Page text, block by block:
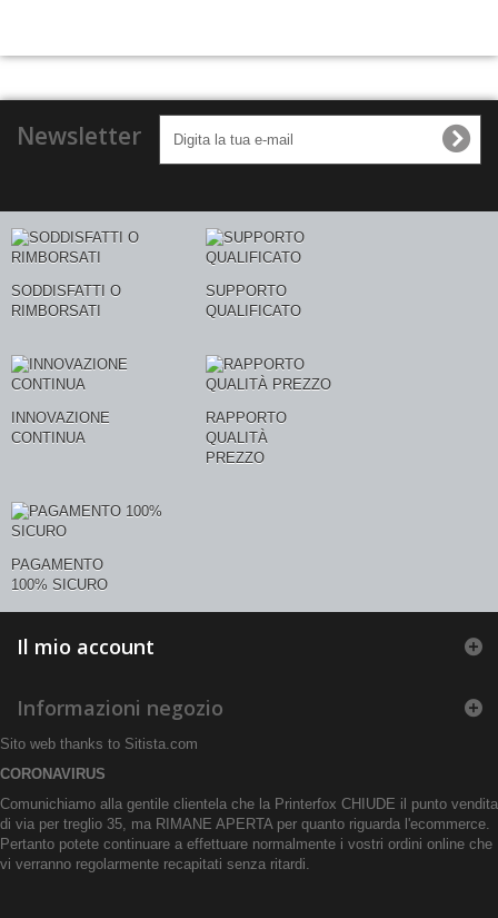
Newsletter
SODDISFATTI O
RIMBORSATI
SUPPORTO
QUALIFICATO
INNOVAZIONE
CONTINUA
RAPPORTO
QUALITÀ
PREZZO
PAGAMENTO
100% SICURO
Il mio account
Informazioni negozio
Sito web thanks to Sitista.com
CORONAVIRUS
Comunichiamo alla gentile clientela che la Printerfox CHIUDE il punto vendita
di via per treglio 35, ma RIMANE APERTA per quanto riguarda l'ecommerce.
Pertanto potete continuare a effettuare normalmente i vostri ordini online che
vi verranno regolarmente recapitati senza ritardi.